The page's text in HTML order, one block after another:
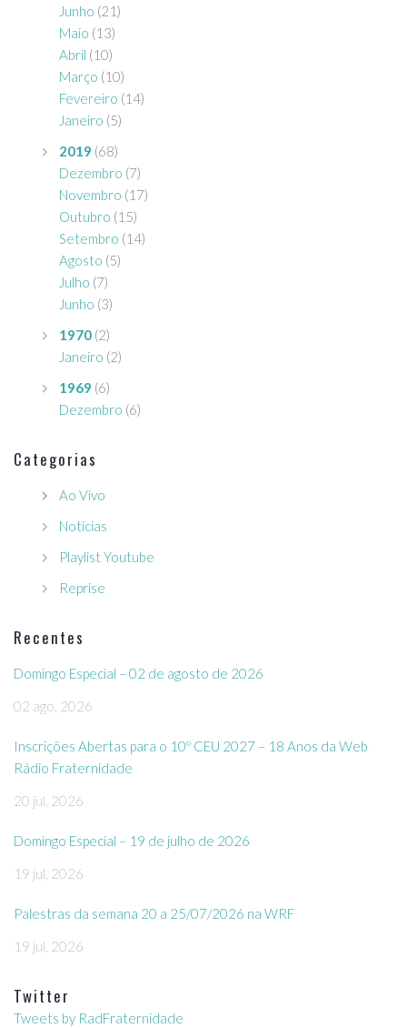
Junho (21)
Maio (13)
Abril (10)
Março (10)
Fevereiro (14)
Janeiro (5)
2019 (68)
Dezembro (7)
Novembro (17)
Outubro (15)
Setembro (14)
Agosto (5)
Julho (7)
Junho (3)
1970 (2)
Janeiro (2)
1969 (6)
Dezembro (6)
Categorias
Ao Vivo
Notícias
Playlist Youtube
Reprise
Recentes
Domingo Especial – 02 de agosto de 2026
02 ago, 2026
Inscrições Abertas para o 10º CEU 2027 – 18 Anos da Web
Rádio Fraternidade
20 jul, 2026
Domingo Especial – 19 de julho de 2026
19 jul, 2026
Palestras da semana 20 a 25/07/2026 na WRF
19 jul, 2026
Twitter
Tweets by RadFraternidade